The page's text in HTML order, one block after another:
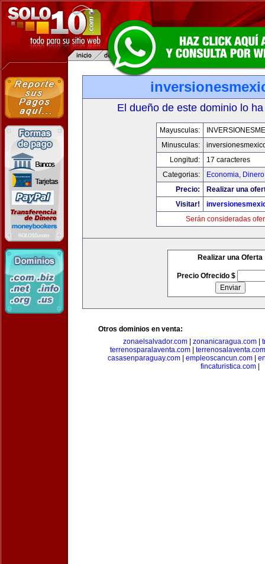
El dueño de este dominio lo
Mayusculas:
Minusculas:
Longitud:
17 caracteres
Categorias:
Economia,
Precio:
Realizar una
Visitar!
Serán consideradas
Realizar una Oferta
Precio Ofrecido $
Otros dominios en venta:
zonaelsalvador.com| zonanicaragua.com|
terrenosparalaventa.com
terrenosalaventa.com
casasenparaguay.com| empleoscancun.com|
fincaturistica.com